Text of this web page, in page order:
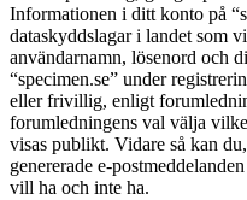
Informationen i ditt konto på
dataskyddslagar i landet som
användarnamn, lösenord och
“specimen.se” under
eller frivillig, enligt
forumledningens val välja
visas publikt. Vidare så kan
genererade e-
vill ha och inte ha.